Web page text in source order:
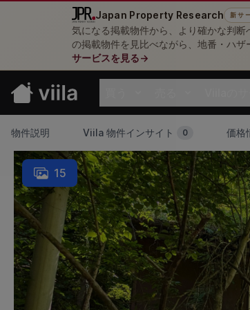
Japan Property Research 新サ
気になる掲載物件から、より確かな判
の掲載物件を見比べながら、地番・ハザ
サービスを見る→
Open
物件説明 Viila 物件インサイト 0 価格
15